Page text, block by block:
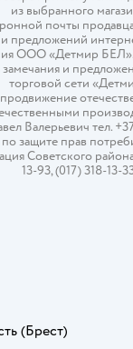
из выбранного
почты
предложений
ООО «Детмир
замечания и
торговой сети
Валерьевич тел.
защите прав
Советского
13-93, (017) 318-13-
(Брест)